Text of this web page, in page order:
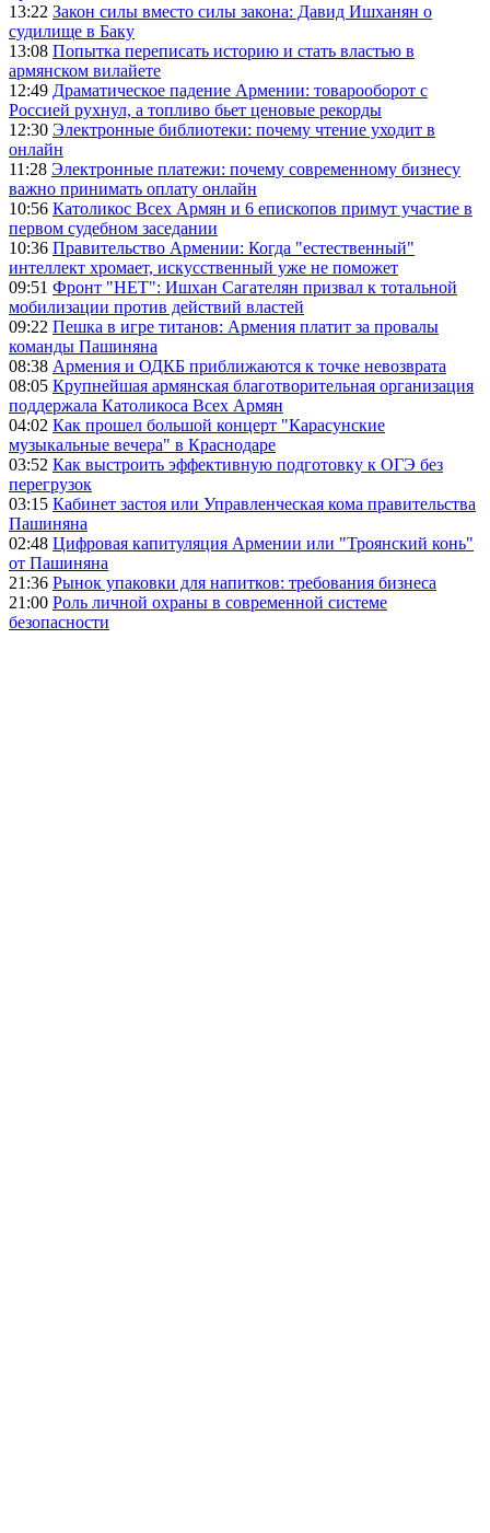
13:22 Закон силы вместо силы закона: Давид Ишханян о
судилище в Баку
13:08 Попытка переписать историю и стать властью в
армянском вилайете
12:49 Драматическое падение Армении: товарооборот с
Россией рухнул, а топливо бьет ценовые рекорды
12:30 Электронные библиотеки: почему чтение уходит в
онлайн
11:28 Электронные платежи: почему современному бизнесу
важно принимать оплату онлайн
10:56 Католикос Всех Армян и 6 епископов примут участие в
первом судебном заседании
10:36 Правительство Армении: Когда "естественный"
интеллект хромает, искусственный уже не поможет
09:51 Фронт "НЕТ": Ишхан Сагателян призвал к тотальной
мобилизации против действий властей
09:22 Пешка в игре титанов: Армения платит за провалы
команды Пашиняна
08:38 Армения и ОДКБ приближаются к точке невозврата
08:05 Крупнейшая армянская благотворительная организация
поддержала Католикоса Всех Армян
04:02 Как прошел большой концерт "Карасунские
музыкальные вечера" в Краснодаре
03:52 Как выстроить эффективную подготовку к ОГЭ без
перегрузок
03:15 Кабинет застоя или Управленческая кома правительства
Пашиняна
02:48 Цифровая капитуляция Армении или "Троянский конь"
от Пашиняна
21:36 Рынок упаковки для напитков: требования бизнеса
21:00 Роль личной охраны в современной системе
безопасности